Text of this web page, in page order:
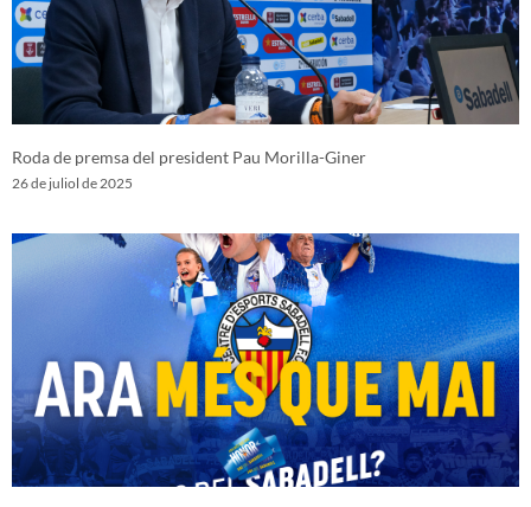
Roda de premsa del president Pau Morilla-Giner
26 de juliol de 2025